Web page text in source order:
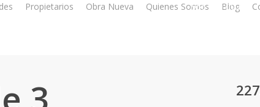
Propietarios Obra Nueva Quienes Somos Blog
956 350 003